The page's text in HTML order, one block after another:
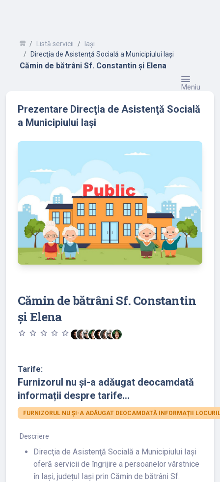
Listă servicii
Iași
Direcţia de Asistenţă Socială a Municipiului Iași
Cămin de bătrâni Sf. Constantin și Elena
Meniu
Prezentare Direcţia de Asistenţă Socială
a Municipiului Iași
Cămin de bătrâni Sf. Constantin
și Elena
star_outline star_outline star_outline star_outline star_outline
Tarife:
Furnizorul nu și-a adăugat deocamdată
informații despre tarife...
FURNIZORUL NU ȘI-A ADĂUGAT DEOCAMDATĂ INFORMAȚII
Descriere
Direcţia de Asistenţă Socială a Municipiului Iași
oferă servicii de îngrijire a persoanelor vârstnice
în Iași, județul Iași prin Cămin de bătrâni Sf.